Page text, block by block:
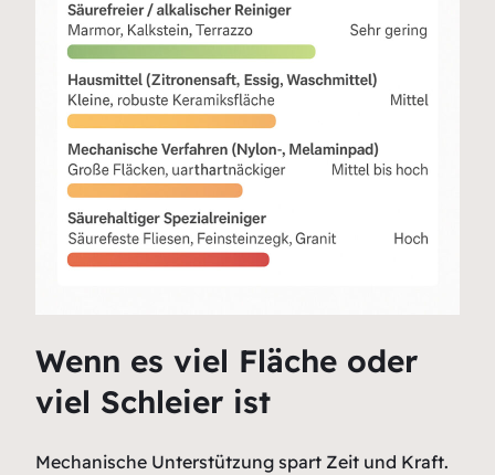
Wenn es viel Fläche oder
viel Schleier ist
Mechanische Unterstützung spart Zeit und Kraft.